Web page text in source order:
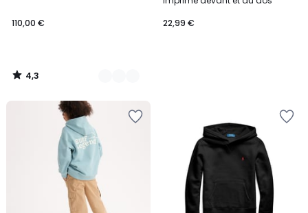
110,00 €
4,3
/
22,99 €